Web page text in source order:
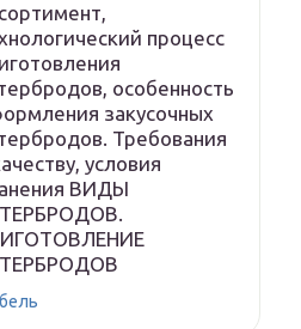
процесс
особенность
закусочных
Требования
условия
ВИДЫ